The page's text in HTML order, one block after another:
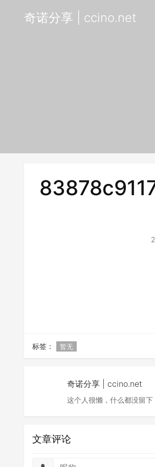
奇诺分享 | ccino.net
标签： 暂无
奇诺分享 | ccino.net
这个人很懒，什么都没留下
文章评论